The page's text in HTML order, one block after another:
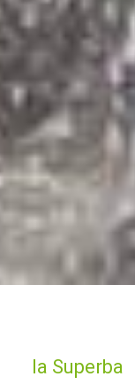
la Superba